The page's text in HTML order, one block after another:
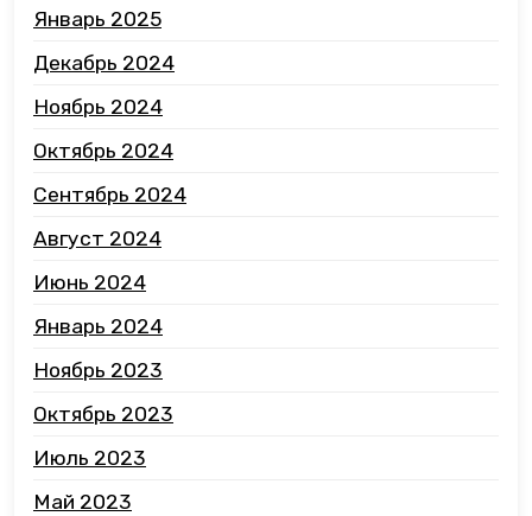
Январь 2025
Декабрь 2024
Ноябрь 2024
Октябрь 2024
Сентябрь 2024
Август 2024
Июнь 2024
Январь 2024
Ноябрь 2023
Октябрь 2023
Июль 2023
Май 2023